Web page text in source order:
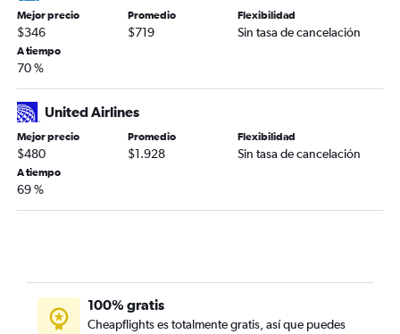
Mejor precio
$346
Promedio
$719
Flexibilidad
Sin tasa de cancelación
A tiempo
70 %
United Airlines
Mejor precio
$480
Promedio
$1.928
Flexibilidad
Sin tasa de cancelación
A tiempo
69 %
100% gratis
Cheapflights es totalmente gratis, así que puedes